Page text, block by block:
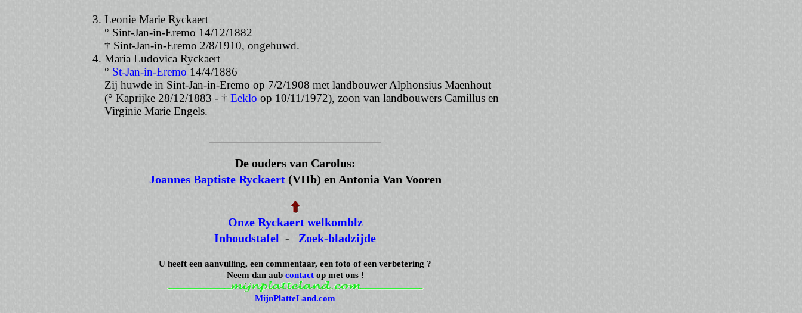
Leonie Marie Ryckaert
° Sint-Jan-in-Eremo 14/12/1882
† Sint-Jan-in-Eremo 2/8/1910, ongehuwd.
Maria Ludovica Ryckaert
° St-Jan-in-Eremo 14/4/1886
Zij huwde in Sint-Jan-in-Eremo op 7/2/1908 met landbouwer Alphonsius Maenhout
(° Kaprijke 28/12/1883 - † Eeklo op 10/11/1972), zoon van landbouwers Camillus en
Virginie Marie Engels.
De ouders van Carolus:
Joannes Baptiste Ryckaert(VIIb) en Antonia Van Vooren
Onze Ryckaert welkomblz
Inhoudstafel - Zoek-bladzijde
U heeft een aanvulling, een commentaar, een foto of een verbetering ?
Neem dan aub contactop met ons !
MijnPlatteLand.com